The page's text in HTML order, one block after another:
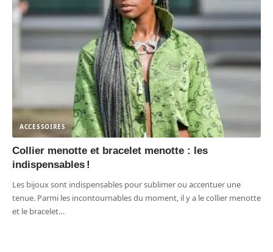
ACCESSOIRES
Collier menotte et bracelet menotte : les
indispensables !
Les bijoux sont indispensables pour sublimer ou accentuer une
tenue. Parmi les incontournables du moment, il y a le collier menotte
et le bracelet…